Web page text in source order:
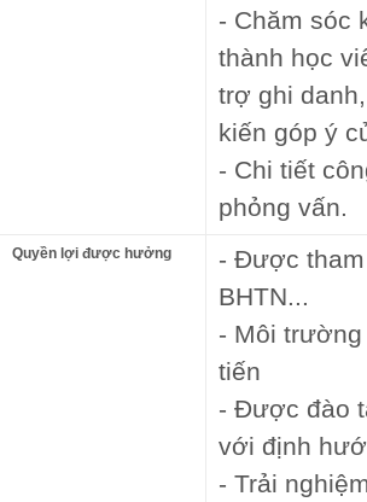
- Chăm sóc
thành học
trợ ghi
kiến góp ý
- Chi tiết
phỏng vấn.
Quyền lợi được hưởng
- Được tham
BHTN...
- Môi
tiến
- Được đào
với định
- Trải